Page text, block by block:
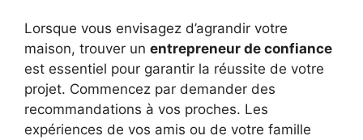
Lorsque vous envisagez d’agrandir votre
maison, trouver un entrepreneur de confiance
est essentiel pour garantir la réussite de votre
projet. Commencez par demander des
recommandations à vos proches. Les
expériences de vos amis ou de votre famille